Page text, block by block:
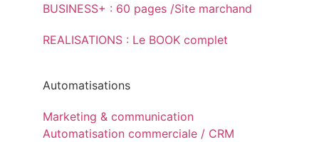
BUSINESS+ : 60 pages /Site marchand
REALISATIONS : Le BOOK complet
Automatisations
Marketing & communication
Automatisation commerciale / CRM